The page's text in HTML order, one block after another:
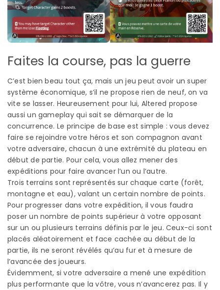
Faites la course, pas la guerre
C’est bien beau tout ça, mais un jeu peut avoir un super
système économique, s’il ne propose rien de neuf, on va
vite se lasser. Heureusement pour lui, Altered propose
aussi un gameplay qui sait se démarquer de la
concurrence. Le principe de base est simple : vous devez
faire se rejoindre votre héros et son compagnon avant
votre adversaire, chacun à une extrémité du plateau en
début de partie. Pour cela, vous allez mener des
expéditions pour faire avancer l’un ou l’autre.
Trois terrains sont représentés sur chaque carte (forêt,
montagne et eau), valant un certain nombre de points.
Pour progresser dans votre expédition, il vous faudra
poser un nombre de points supérieur à votre opposant
sur un ou plusieurs terrains définis par le jeu. Ceux-ci sont
placés aléatoirement et face cachée au début de la
partie, ils ne seront révélés qu’au fur et à mesure de
l’avancée des joueurs.
Évidemment, si votre adversaire a mené une expédition
plus performante que la vôtre, vous n’avancerez pas. Il y